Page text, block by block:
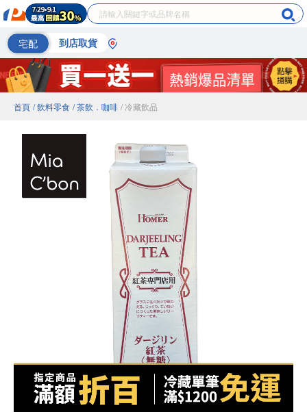
宅配 到店取貨
首頁 / 飲料零食 / 茶飲．咖啡 / 冷藏飲品